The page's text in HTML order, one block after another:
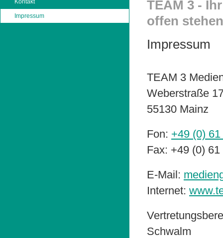
Kontakt
Impressum
TEAM 3 -
offen
Impressum
TEAM 3
Weberstraße
55130 Mainz
Fon: +49 (0)
Fax: +49 (0)
E-Mail:
Internet:
Schwalm